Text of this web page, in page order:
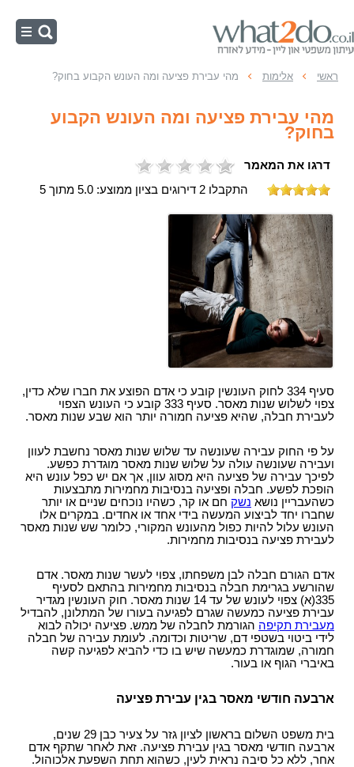
ראשי
רישום פלילי
כלכליות
זיוף והונאה
ההליך הפלילי
אלימות
רכוש
מין ותועבה
סמים
ראשי אלימות מהי עבירת פציעה ומה העונש הקבוע בחוק?
מהי עבירת פציעה ומה העונש הקבוע
בחוק?
דרגו את המאמר
התקבלו 2 דירוגים בציון ממוצע: 5.0 מתוך 5
סעיף 334 לחוק העונשין קובע כי אדם הפוצע את חברו שלא כדין,
צפוי לשלוש שנות מאסר. סעיף 333 קובע כי העונש הצפוי
לעבירת חבלה, שהיא פציעה חמורה יותר הוא שבע שנות מאסר.
על פי החוק עבירה שעונשה עד שלוש שנות מאסר נחשבת לעוון
ועבירה שעונשה עולה על שלוש שנות מאסר מוגדרת כפשע.
לפיכך עבירה של פציעה היא מסוג עוון, אך אם יש כפל עונש היא
הופכת לפשע. חבלה ופציעה בנסיבות מחמירות מתבצעות
כשהעבריין נושא נשק חם או קר, כשהיו נוכחים שניים או יותר
שחברו יחד לביצוע המעשה בידי אחד או אחדים. במקרים אלו
העונש עלול להיות כפול מהעונש המקורי, כלומר שש שנות מאסר
לעבירת פציעה בנסיבות מחמירות.
אדם הגורם חבלה לבן משפחתו, צפוי לעשר שנות מאסר. אדם
שהורשע בגרימת חבלה בנסיבות מחמירות בהתאם לסעיף
335(א) צפוי לעונש של עד 14 שנות מאסר.
חוק העונשין מגדיר
עבירת פציעה כמעשה שגרם לפגיעה בעורו של המתלונן, להבדיל
מעבירת תקיפה הגורמת לחבלה של ממש. פציעה יכולה לבוא
לידי ביטוי בשטפי דם, שריטות וכדומה. לעומת עבירה של חבלה
חמורה, שמוגדרת כמעשה שיש בו כדי להביא לפגיעה קשה
באיברי הגוף או בעור.
ארבעה חודשי מאסר בגין עבירת פציעה
בית משפט השלום בראשון לציון גזר על צעיר כבן 29 שנים,
ארבעה חודשי מאסר בגין עבירת פציעה. זאת לאחר שתקף אדם
אחר, ללא כל סיבה נראית לעין, כשהוא תחת השפעת אלכוהול.